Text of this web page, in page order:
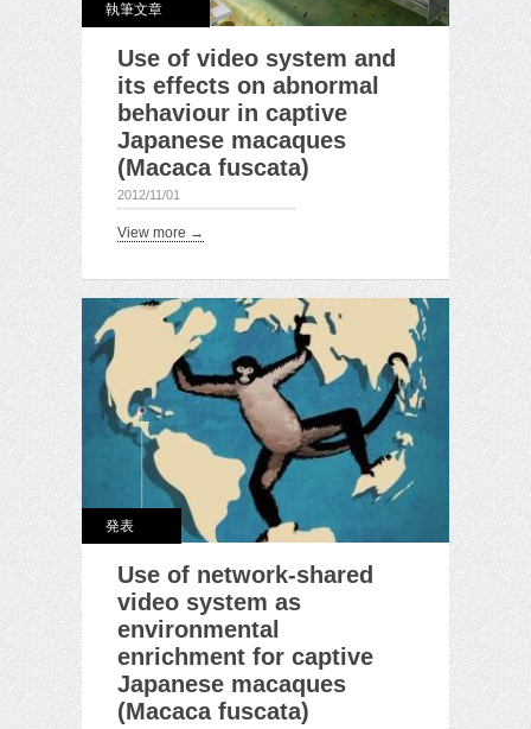
執筆文章
Use of video system and
its effects on abnormal
behaviour in captive
Japanese macaques
(Macaca fuscata)
2012/11/01
View more →
発表
Use of network-shared
video system as
environmental
enrichment for captive
Japanese macaques
(Macaca fuscata)